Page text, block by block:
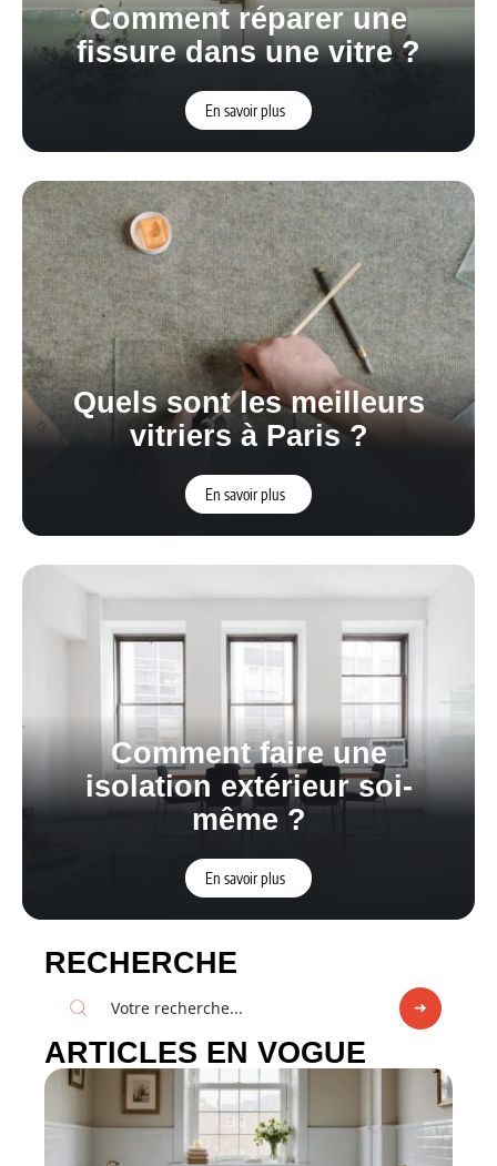
Comment réparer une
fissure dans une vitre ?
En savoir plus
Quels sont les meilleurs
vitriers à Paris ?
En savoir plus
Comment faire une
isolation extérieur soi-
même ?
En savoir plus
RECHERCHE
ARTICLES EN VOGUE